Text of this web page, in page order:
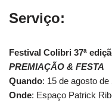
Serviço:
Festival Colibri 37ª
PREMIAÇÃO & FESTA
Quando: 15 de agosto de
Onde: Espaço Patrick